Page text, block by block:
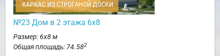
КАРКАС ИЗ СТРОГАНОЙ ДОСКИ
№23 Дом в 2 этажа 6х8
Размер: 6х8 м
Общая площадь: 74.582